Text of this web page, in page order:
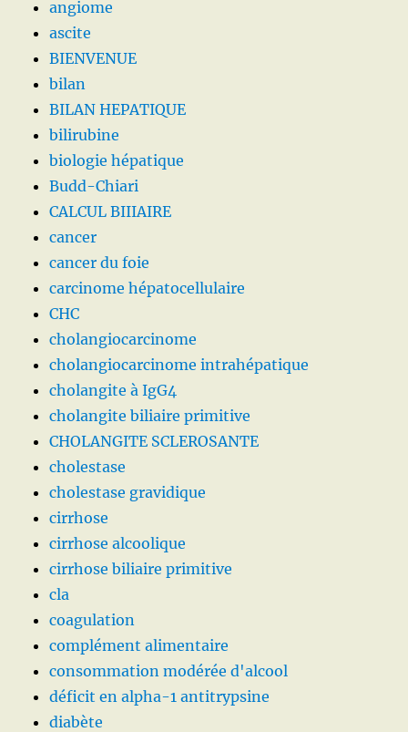
angiome
ascite
BIENVENUE
bilan
BILAN HEPATIQUE
bilirubine
biologie hépatique
Budd-Chiari
CALCUL BIIIAIRE
cancer
cancer du foie
carcinome hépatocellulaire
CHC
cholangiocarcinome
cholangiocarcinome intrahépatique
cholangite à IgG4
cholangite biliaire primitive
CHOLANGITE SCLEROSANTE
cholestase
cholestase gravidique
cirrhose
cirrhose alcoolique
cirrhose biliaire primitive
cla
coagulation
complément alimentaire
consommation modérée d'alcool
déficit en alpha-1 antitrypsine
diabète